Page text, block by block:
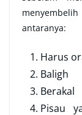
antaranya:
Harus
Baligh
Berakal
Pisau